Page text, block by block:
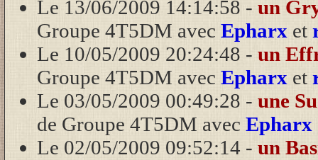
Le 13/06/2009 14:14:58 - un
Groupe 4T5DM avec Epharx et
Le 10/05/2009 20:24:48 - un
Groupe 4T5DM avec Epharx et
Le 03/05/2009 00:49:28 - une
de Groupe 4T5DM avec Epharx
Le 02/05/2009 09:52:14 - un